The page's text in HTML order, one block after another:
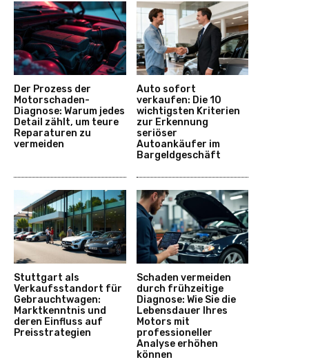
Der Prozess der
Motorschaden-
Diagnose: Warum jedes
Detail zählt, um teure
Reparaturen zu
vermeiden
Auto sofort
verkaufen: Die 10
wichtigsten Kriterien
zur Erkennung
seriöser
Autoankäufer im
Bargeldgeschäft
Stuttgart als
Verkaufsstandort für
Gebrauchtwagen:
Marktkenntnis und
deren Einfluss auf
Preisstrategien
Schaden vermeiden
durch frühzeitige
Diagnose: Wie Sie die
Lebensdauer Ihres
Motors mit
professioneller
Analyse erhöhen
können